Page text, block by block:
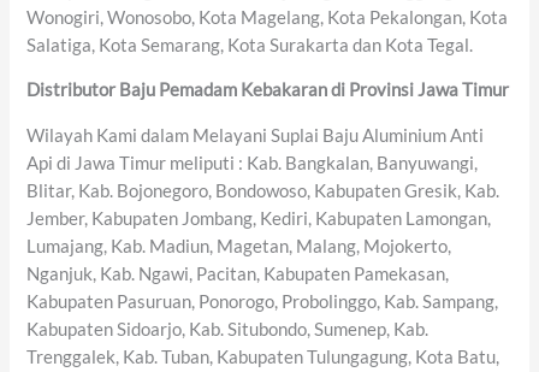
Wonogiri, Wonosobo, Kota Magelang, Kota Pekalongan, Kota
Salatiga, Kota Semarang, Kota Surakarta dan Kota Tegal.
Distributor Baju Pemadam Kebakaran di Provinsi Jawa Timur
Wilayah Kami dalam Melayani Suplai Baju Aluminium Anti
Api di Jawa Timur meliputi : Kab. Bangkalan, Banyuwangi,
Blitar, Kab. Bojonegoro, Bondowoso, Kabupaten Gresik, Kab.
Jember, Kabupaten Jombang, Kediri, Kabupaten Lamongan,
Lumajang, Kab. Madiun, Magetan, Malang, Mojokerto,
Nganjuk, Kab. Ngawi, Pacitan, Kabupaten Pamekasan,
Kabupaten Pasuruan, Ponorogo, Probolinggo, Kab. Sampang,
Kabupaten Sidoarjo, Kab. Situbondo, Sumenep, Kab.
Trenggalek, Kab. Tuban, Kabupaten Tulungagung, Kota Batu,